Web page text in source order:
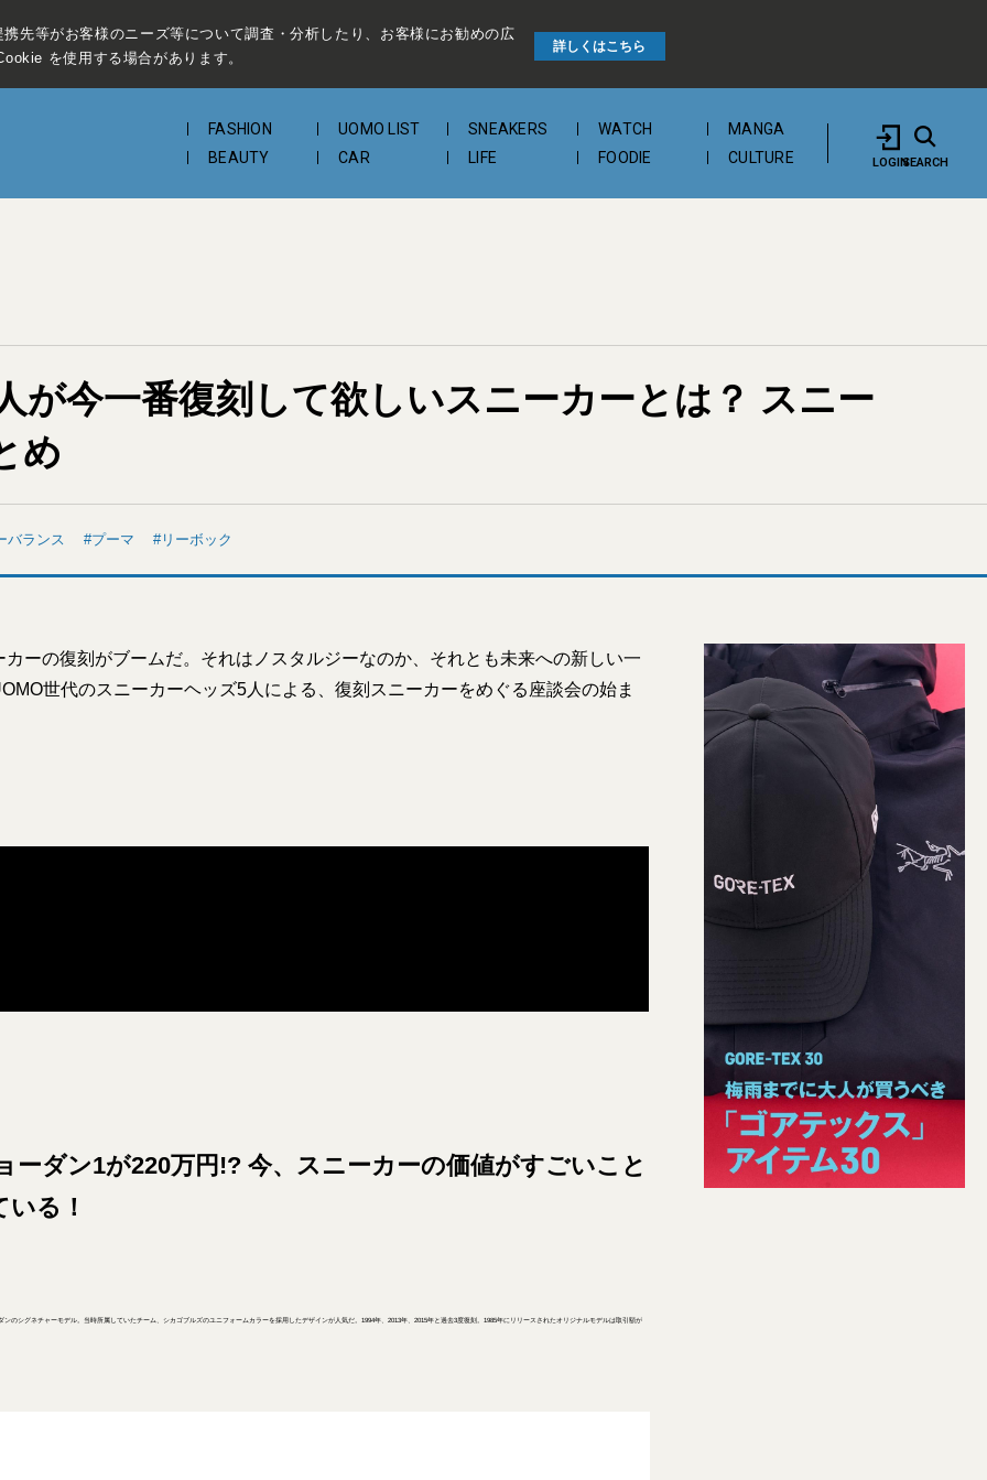
先等がお客様のニーズ等について調査・分析したり、お客様にお勧めの広
を使用する場合があります。
詳しくはこちら
FASHION UOMO LIST SNEAKERS WATCH
MANGA
BEAUTY
CAR LIFE FOODIE CULTURE LOGINSEARCH
が今一番復刻して欲しいスニーカーとは？ スニー
め
バランス プーマ リーボック
カーの復刻がブームだ。それはノスタルジーなのか、それとも未来への新しい一
世代のスニーカーヘッズ5人による、復刻スニーカーをめぐる座談会の始ま
ーダン1が220万円!? 今、スニーカーの価値がすごいこと
る！
のシグネチャーモデル。当時所属していたチーム、シカゴブルズのユニフォームカラーを採用したデザインが人気だ。1994年、2013年、2015年と過去3度復刻。1985年にリリースされたオリジナルモデルは取引額が